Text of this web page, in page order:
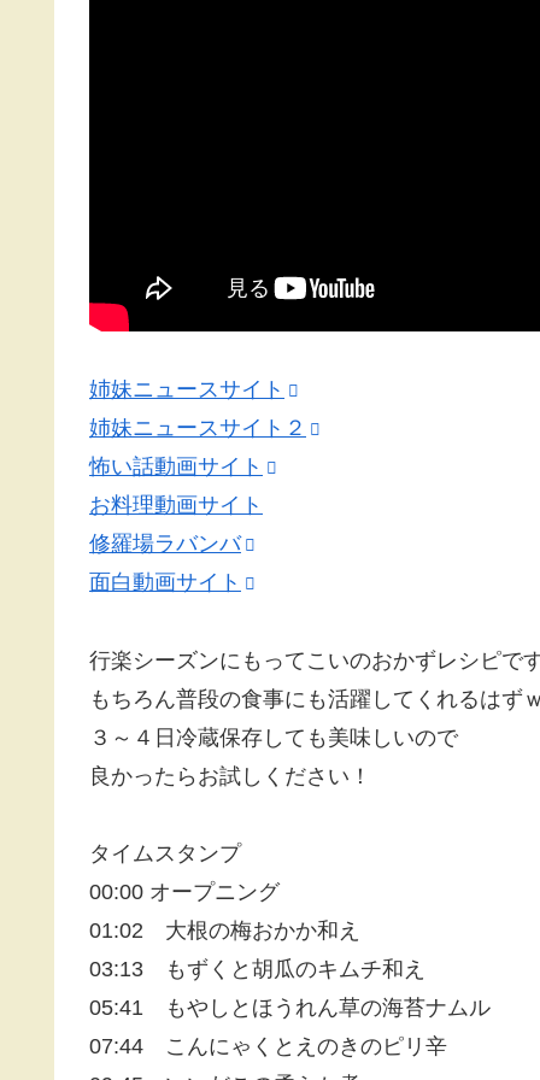
姉妹ニュースサイト
姉妹ニュースサイト２
怖い話動画サイト
お料理動画サイト
修羅場ラバンバ
面白動画サイト
行楽シーズンにもってこいのおかずレシピで
もちろん普段の食事にも活躍してくれるはず
３～４日冷蔵保存しても美味しいので
良かったらお試しください！
タイムスタンプ
00:00 オープニング
01:02 大根の梅おかか和え
03:13 もずくと胡瓜のキムチ和え
05:41 もやしとほうれん草の海苔ナムル
07:44 こんにゃくとえのきのピリ辛